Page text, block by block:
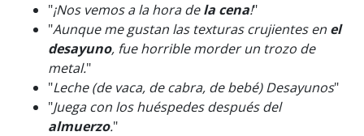
"¡Nos vemos a la hora dela cena!"
"Aunque me gustan las texturas crujientes en el
desayuno, fue horrible morder un trozo de
metal."
"Leche (de vaca, de cabra, de bebé) Desayunos"
"Juega con los huéspedes después del
almuerzo."